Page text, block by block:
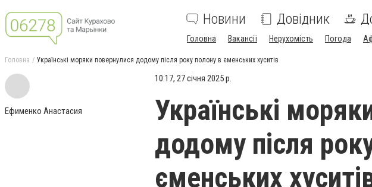
Новини Довідник
Головна Вакансії Нерухомість Погода
Головна Українські моряки повернулися додому після року полону в єменських хуситів
Ефименко Анастасия
10:17, 27 січня 2025 р.
Українські
додому після
єменських